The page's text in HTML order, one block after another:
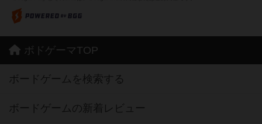
ボドゲーマTOP
ボードゲームを検索する
ボードゲームの新着レビュー